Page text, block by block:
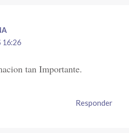
16:26
tan Importante.
Responder